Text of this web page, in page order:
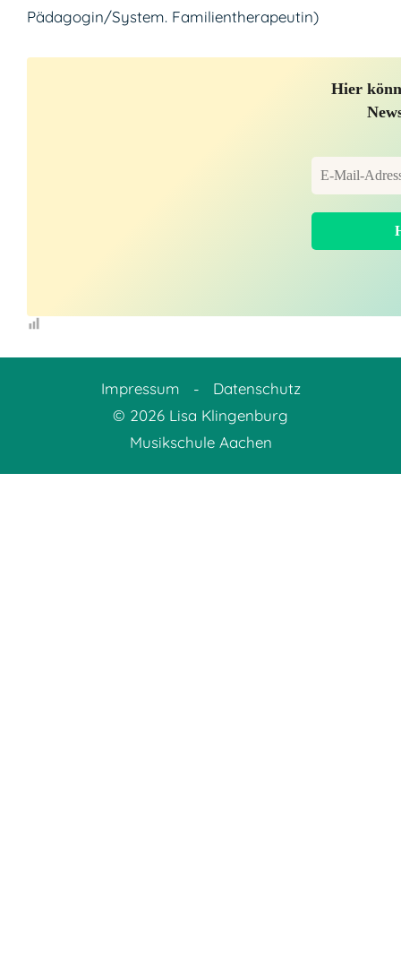
Pädagogin/System. Familientherapeutin)
Hier
Impressum - Datenschutz
© 2026 Lisa Klingenburg
Musikschule Aachen